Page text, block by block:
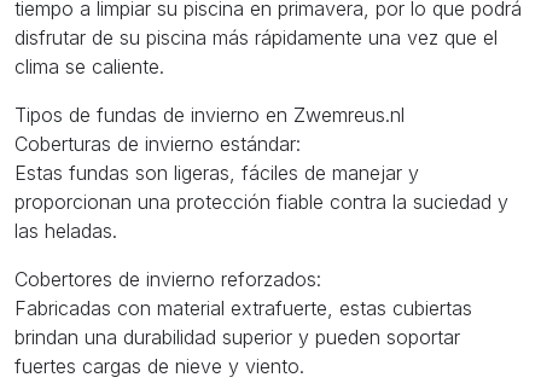
tiempo a limpiar su piscina en primavera, por lo que podrá
disfrutar de su piscina más rápidamente una vez que el
clima se caliente.
Tipos de fundas de invierno en Zwemreus.nl
Coberturas de invierno estándar:
Estas fundas son ligeras, fáciles de manejar y
proporcionan una protección fiable contra la suciedad y
las heladas.
Cobertores de invierno reforzados:
Fabricadas con material extrafuerte, estas cubiertas
brindan una durabilidad superior y pueden soportar
fuertes cargas de nieve y viento.